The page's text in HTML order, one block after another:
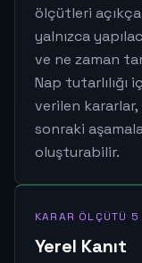
ölçütleri açıkça
yalnızca
ve ne zaman
Nap tutarlılığı
verilen kararlar,
sonraki
oluşturabilir.
KARAR ÖLÇÜTÜ 5
Yerel Kanıt